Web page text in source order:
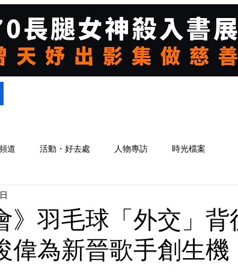
道 活動・好去處 人物專訪 時光檔案
》羽毛球「外交」
偉為新晉歌手創生機